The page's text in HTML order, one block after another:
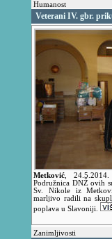
Humanost
Veterani IV. gbr.
Metković
Podružnica DNŽ ovih
Sv. Nikole iz
marljivo radili na
poplava u Slavoniji.
Zanimljivosti